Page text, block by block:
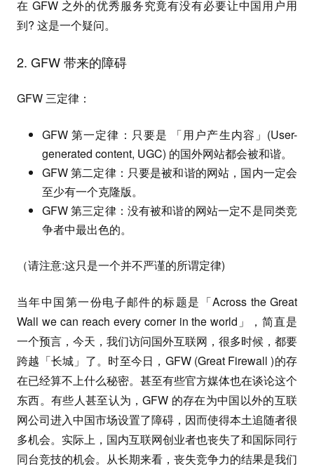
在 GFW 之外的优秀服务究竟有没有必要让中国用户用
到? 这是一个疑问。
2. GFW 带来的障碍
GFW 三定律：
GFW 第一定律：只要是 「用户产生内容」(User-
generated content, UGC) 的国外网站都会被和谐。
GFW 第二定律：只要是被和谐的网站，国内一定会
至少有一个克隆版。
GFW 第三定律：没有被和谐的网站一定不是同类竞
争者中最出色的。
（请注意:这只是一个并不严谨的所谓定律)
当年中国第一份电子邮件的标题是「Across the Great
Wall we can reach every corner in the world」，简直是
一个预言，今天，我们访问国外互联网，很多时候，都要
跨越「长城」了。时至今日，GFW (Great Firewall )的存
在已经算不上什么秘密。甚至有些官方媒体也在谈论这个
东西。有些人甚至认为，GFW 的存在为中国以外的互联
网公司进入中国市场设置了障碍，因而使得本土追随者很
多机会。实际上，国内互联网创业者也丧失了和国际同行
同台竞技的机会。从长期来看，丧失竞争力的结果是我们